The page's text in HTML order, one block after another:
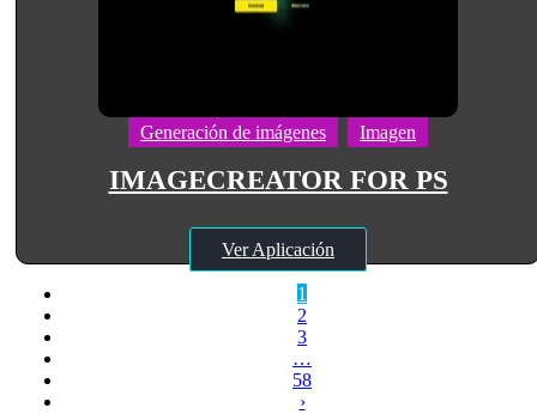
Generación de imágenes Imagen
IMAGECREATOR FOR PS
Ver Aplicación
1
2
3
…
58
›